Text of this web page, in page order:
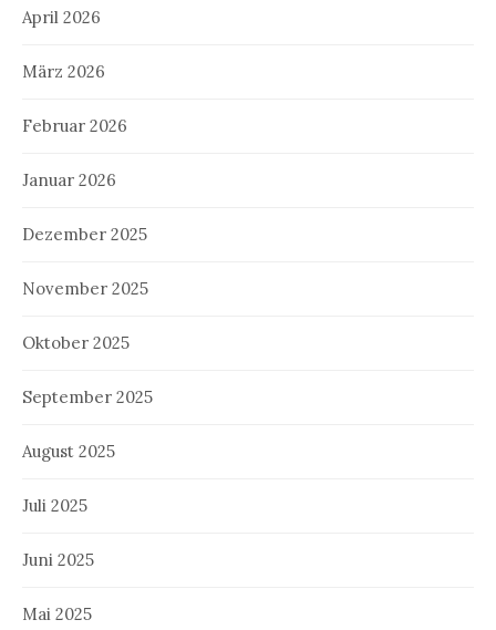
April 2026
März 2026
Februar 2026
Januar 2026
Dezember 2025
November 2025
Oktober 2025
September 2025
August 2025
Juli 2025
Juni 2025
Mai 2025